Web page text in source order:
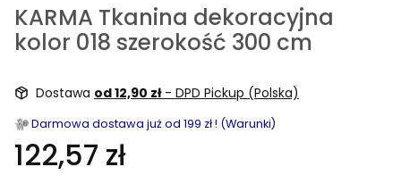
KARMA Tkanina dekoracyjna
kolor 018 szerokość 300 cm
Dostawa od 12,90 zł - DPD Pickup (Polska)
Darmowa dostawa już od 199 zł ! (Warunki)
122,57 zł